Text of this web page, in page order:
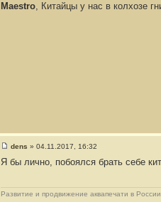
о
Maestro, Китайцы у нас в колхозе
о
щ
е
dens » 04.11.2017, 16:32
Я бы лично, побоялся брать себе
Развитие и продвижение аквапечати в